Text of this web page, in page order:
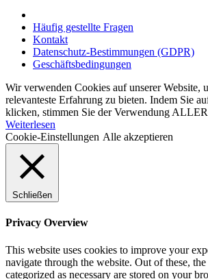
Häufig gestellte Fragen
Kontakt
Datenschutz-Bestimmungen (GDPR)
Geschäftsbedingungen
Wir verwenden Cookies auf unserer Website,
relevanteste Erfahrung zu bieten. Indem Sie
klicken, stimmen Sie der Verwendung
Weiterlesen
Cookie-Einstellungen Alle akzeptieren
Schließen
Privacy Overview
This website uses cookies to improve your
navigate through the website. Out of these,
categorized as necessary are stored on your